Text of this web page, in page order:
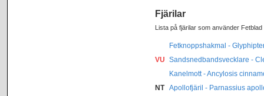
Fjärilar
Lista på fjärilar som använder
Fetknoppshakmal -
VU Sandsnedbandsvecklare -
Kanelmott - Ancylosis
NT
Apollofjäril - Parnassius